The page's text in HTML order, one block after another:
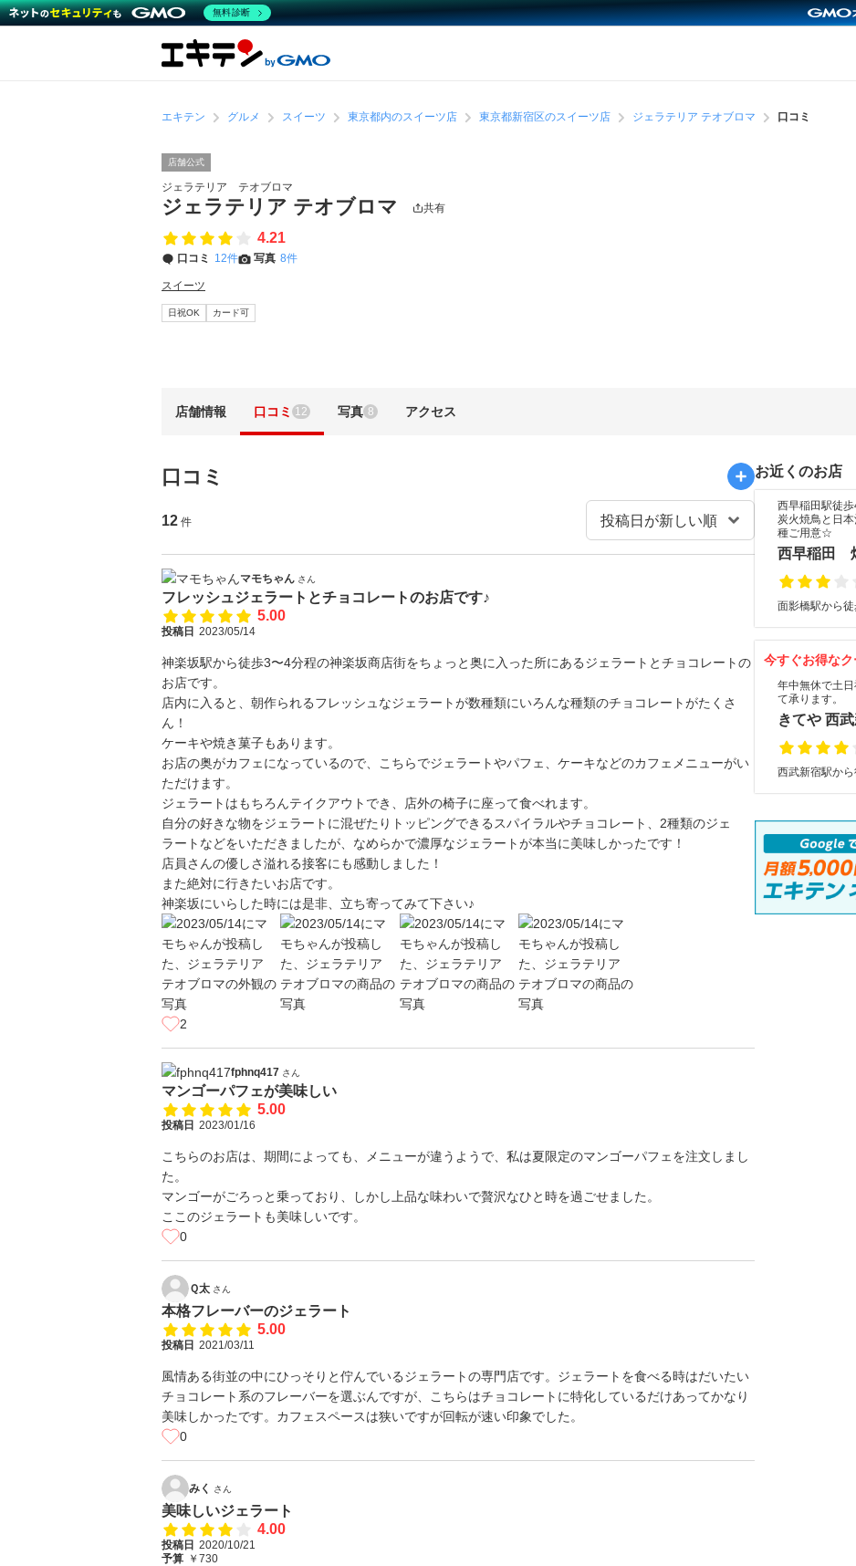
エキテン グルメ スイーツ 東京都内のスイーツ店 東京都新宿区のスイーツ店 ジェラテリア テオブロマ 口コミ
店舗公式
ジェラテリア テオブロマ
ジェラテリア テオブロマ 共有
4.21
口コミ 12件 写真 8件
スイーツ
日祝OK カード可
店舗情報 口コミ 12 写真 8 アクセス
口コミ
12 件
マモちゃん さん
フレッシュジェラートとチョコレートのお店です♪
5.00
投稿日 2023/05/14
神楽坂駅から徒歩3〜4分程の神楽坂商店街をちょっと奥に入った所にあるジェラートとチョコレートの
お店です。
店内に入ると、朝作られるフレッシュなジェラートが数種類にいろんな種類のチョコレートがたくさ
ん！
ケーキや焼き菓子もあります。
お店の奥がカフェになっているので、こちらでジェラートやパフェ、ケーキなどのカフェメニューがい
ただけます。
ジェラートはもちろんテイクアウトでき、店外の椅子に座って食べれます。
自分の好きな物をジェラートに混ぜたりトッピングできるスパイラルやチョコレート、2種類のジェ
ラートなどをいただきましたが、なめらかで濃厚なジェラートが本当に美味しかったです！
店員さんの優しさ溢れる接客にも感動しました！
また絶対に行きたいお店です。
神楽坂にいらした時には是非、立ち寄ってみて下さい♪
2
fphnq417 さん
マンゴーパフェが美味しい
5.00
投稿日 2023/01/16
こちらのお店は、期間によっても、メニューが違うようで、私は夏限定のマンゴーパフェを注文しまし
た。
マンゴーがごろっと乗っており、しかし上品な味わいで贅沢なひと時を過ごせました。
ここのジェラートも美味しいです。
0
Ｑ太 さん
本格フレーバーのジェラート
5.00
投稿日 2021/03/11
風情ある街並の中にひっそりと佇んでいるジェラートの専門店です。ジェラートを食べる時はだいたい
チョコレート系のフレーバーを選ぶんですが、こちらはチョコレートに特化しているだけあってかなり
美味しかったです。カフェスペースは狭いですが回転が速い印象でした。
0
みく さん
美味しいジェラート
4.00
投稿日 2020/10/21
予算 ￥730
お近くのお店
西早稲田駅徒
炭火焼鳥と日
種ご用意☆
西早稲田
面影橋駅から
今すぐお得な
年中無休で土
て承ります。
きてや 西
西武新宿駅か
無料診断